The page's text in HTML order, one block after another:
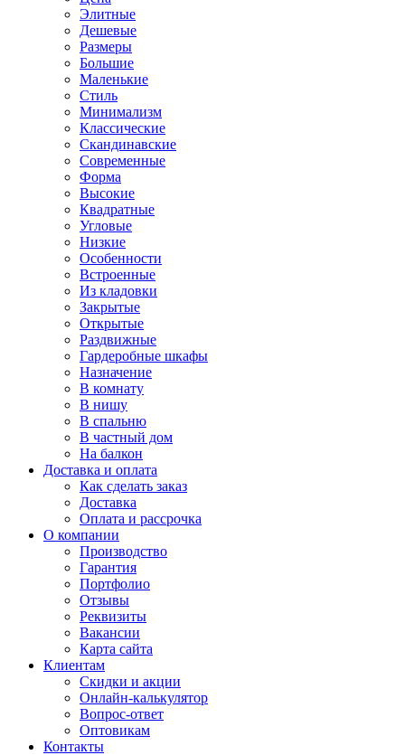
Элитные
Дешевые
Размеры
Большие
Маленькие
Стиль
Минимализм
Классические
Скандинавские
Современные
Форма
Высокие
Квадратные
Угловые
Низкие
Особенности
Встроенные
Из кладовки
Закрытые
Открытые
Раздвижные
Гардеробные шкафы
Назначение
В комнату
В нишу
В спальню
В частный дом
На балкон
Доставка и оплата
Как сделать заказ
Доставка
Оплата и рассрочка
О компании
Производство
Гарантия
Портфолио
Отзывы
Реквизиты
Вакансии
Карта сайта
Клиентам
Скидки и акции
Онлайн-калькулятор
Вопрос-ответ
Оптовикам
Контакты